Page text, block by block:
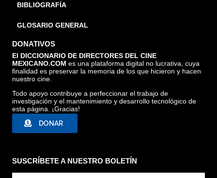
BIBLIOGRAFÍA
GLOSARIO GENERAL
DONATIVOS
El DICCIONARIO DE DIRECTORES DEL CINE
MEXICANO.COM es una plataforma digital no lucrativa, cuya
finalidad es preservar la memoria de los que hicieron y hacen
nuestro cine.
Todo apoyo contribuye a perfeccionar el trabajo de
investigación y el mantenimiento y desarrollo tecnológico de
esta página. ¡Gracias!
DONAR
SUSCRÍBETE A NUESTRO BOLETÍN